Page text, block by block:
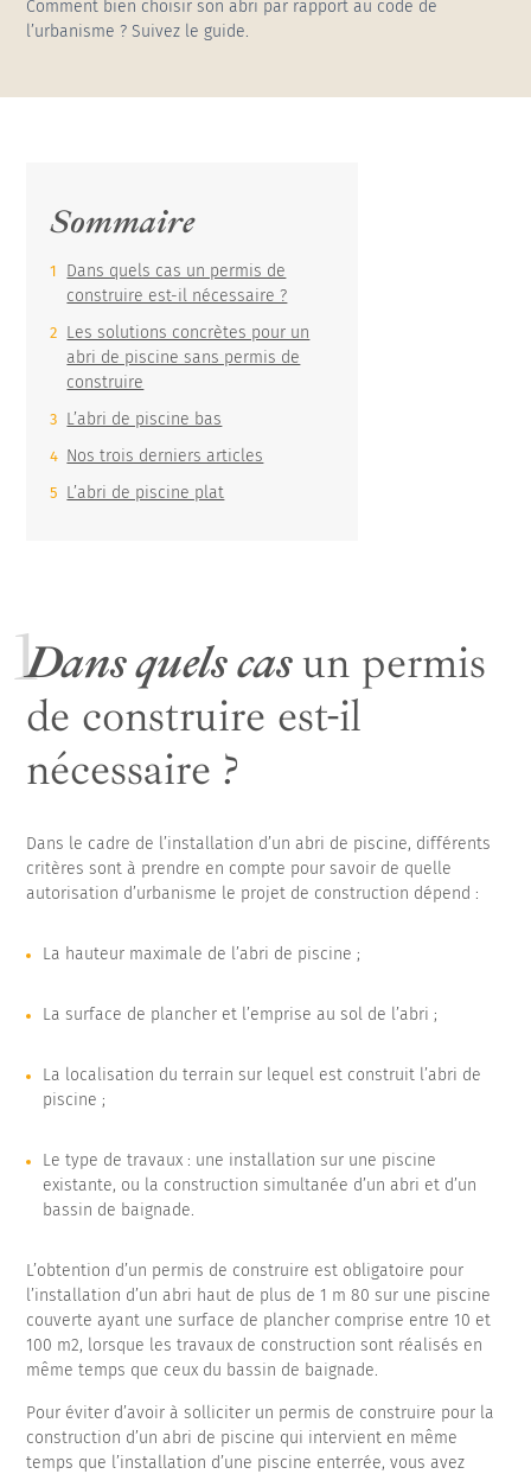
Comment bien choisir son abri par rapport au code de
l’urbanisme ? Suivez le guide.
Sommaire
Dans quels cas un permis de
construire est-il nécessaire ?
Les solutions concrètes pour un
abri de piscine sans permis de
construire
L’abri de piscine bas
Nos trois derniers articles
L’abri de piscine plat
Dans quels casun permis
de construire est-il
nécessaire ?
Dans le cadre de l’installation d’un abri de piscine, différents
critères sont à prendre en compte pour savoir de quelle
autorisation d’urbanisme le projet de construction dépend :
La hauteur maximale de l’abri de piscine ;
La surface de plancher et l’emprise au sol de l’abri ;
La localisation du terrain sur lequel est construit l’abri de
piscine ;
Le type de travaux : une installation sur une piscine
existante, ou la construction simultanée d’un abri et d’un
bassin de baignade.
L’obtention d’un permis de construire est obligatoire pour
l’installation d’un abri haut de plus de 1 m 80 sur une piscine
couverte ayant une surface de plancher comprise entre 10 et
100 m2, lorsque les travaux de construction sont réalisés en
même temps que ceux du bassin de baignade.
Pour éviter d’avoir à solliciter un permis de construire pour la
construction d’un abri de piscine qui intervient en même
temps que l’installation d’une piscine enterrée, vous avez